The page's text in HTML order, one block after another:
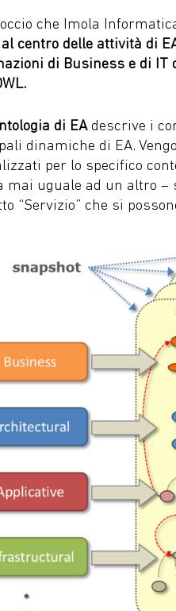
che Imola
centro delle attività di
di Business e di IT
di EA descrive i
dinamiche di EA.
per lo specifico
mai uguale ad un altro –
“Servizio” che si